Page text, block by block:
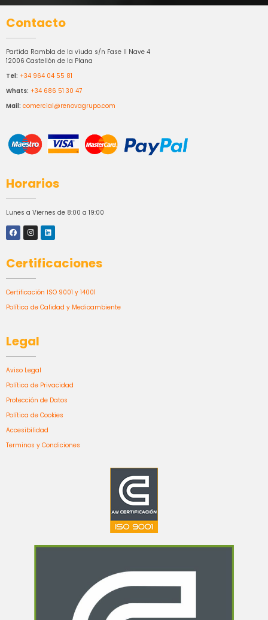
Contacto
Partida Rambla de la viuda s/n Fase II Nave 4
12006 Castellón de la Plana
Tel: +34 964 04 55 81
Whats: +34 686 51 30 47
Mail: comercial@renovagrupo.com
Horarios
Lunes a Viernes de 8:00 a 19:00
Certificaciones
Certificación ISO 9001 y 14001
Política de Calidad y Medioambiente
Legal
Aviso Legal
Política de Privacidad
Protección de Datos
Política de Cookies
Accesibilidad
Terminos y Condiciones